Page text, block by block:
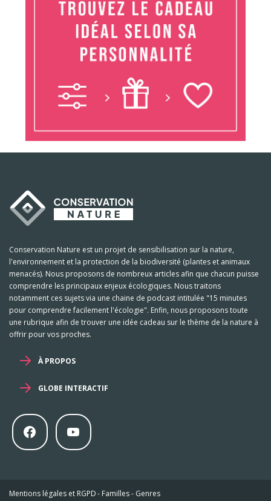
Conservation Nature est un projet de sensibilisation sur la nature,
l'environnement et la protection de la biodiversité (plantes et animaux
menacés). Nous proposons de nombreux articles afin que chacun puisse
comprendre les principaux enjeux écologiques. Nous traitons
notamment ces sujets via une chaine de podcast intitulée "15 minutes
pour comprendre facilement l'écologie". Enfin, nous proposons toute
une rubrique afin de trouver une idée cadeau sur le thème de la nature à
offrir pour vos proches.
À PROPOS
GLOBE INTERACTIF
Mentions légales et RGPD- Familles- Genres